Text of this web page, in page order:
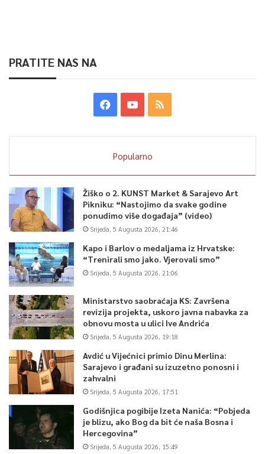
PRATITE NAS NA
Popularno
Žiško o 2. KUNST Market & Sarajevo Art
Pikniku: “Nastojimo da svake godine
ponudimo više događaja” (video)
Srijeda, 5 Augusta 2026, 21:46
Kapo i Barlov o medaljama iz Hrvatske:
“Trenirali smo jako. Vjerovali smo”
Srijeda, 5 Augusta 2026, 21:06
Ministarstvo saobraćaja KS: Završena
revizija projekta, uskoro javna nabavka za
obnovu mosta u ulici Ive Andrića
Srijeda, 5 Augusta 2026, 19:18
Avdić u Vijećnici primio Dinu Merlina:
Sarajevo i građani su izuzetno ponosni i
zahvalni
Srijeda, 5 Augusta 2026, 17:51
Godišnjica pogibije Izeta Nanića: “Pobjeda
je blizu, ako Bog da bit će naša Bosna i
Hercegovina”
Srijeda, 5 Augusta 2026, 15:49